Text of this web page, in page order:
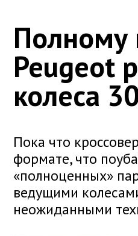
Полному
Peugeot
колеса
Пока что
формате, что
«полноценных»
ведущими
неожиданными